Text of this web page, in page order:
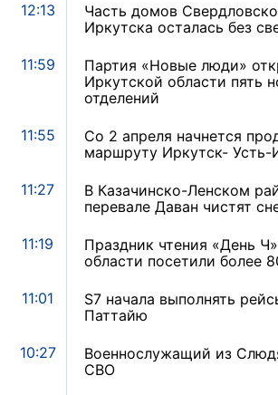
12:13
Часть домов
Иркутска осталась без
11:59
Партия «Новые люди»
Иркутской области пять
отделений
11:55
Со 2 апреля начнется
маршруту Иркутск- Усть-
11:27
В Казачинско-Ленском
перевале Даван чистят
11:19
Праздник чтения «День
области посетили более
11:01
S7 начала выполнять
Паттайю
10:27
Военнослужащий из
СВО